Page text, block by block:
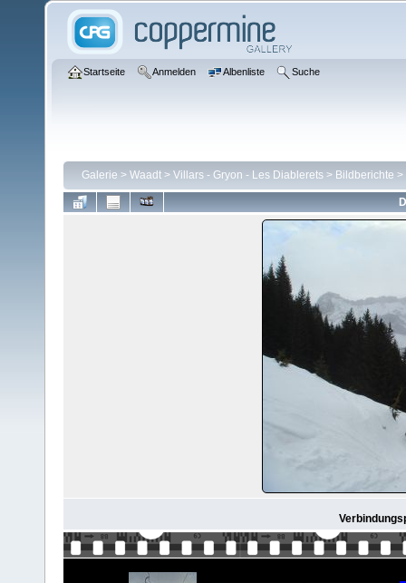
Startseite Anmelden Albenliste Suche
Galerie > Waadt > Villars - Gryon - Les Diablerets > Bildberichte >